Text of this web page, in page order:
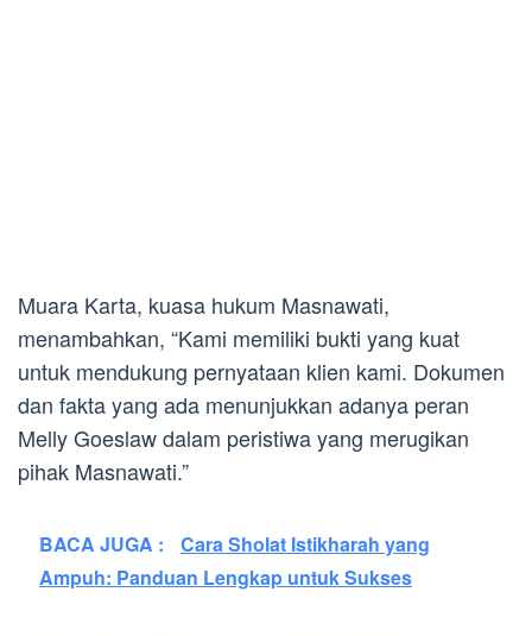
Muara Karta, kuasa hukum Masnawati,
menambahkan, “Kami memiliki bukti yang kuat
untuk mendukung pernyataan klien kami. Dokumen
dan fakta yang ada menunjukkan adanya peran
Melly Goeslaw dalam peristiwa yang merugikan
pihak Masnawati.”
BACA JUGA :
Cara Sholat Istikharah yang
Ampuh: Panduan Lengkap untuk Sukses